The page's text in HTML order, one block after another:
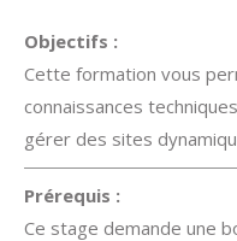
Objectifs :
Cette formation vous
connaissances
gérer des sites
Prérequis :
Ce stage demande une